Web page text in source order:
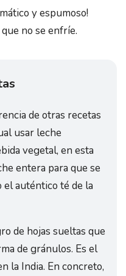
y espumoso!
no se enfríe.
de otras recetas
usar leche
vegetal, en esta
entera para que se
el auténtico té de la
de hojas sueltas que
de gránulos. Es el
la India. En concreto,